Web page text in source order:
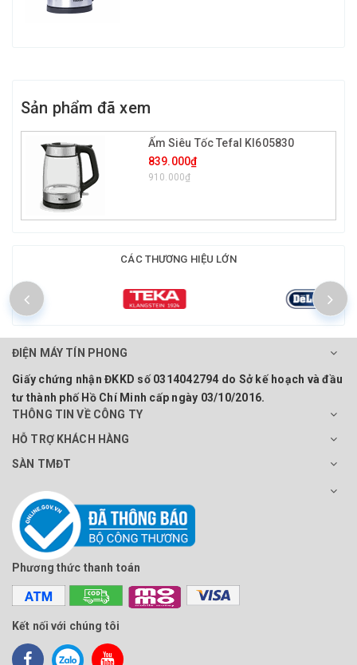
Sản phẩm đã xem
Ấm Siêu Tốc Tefal KI605830
839.000₫
910.000₫
CÁC THƯƠNG HIỆU LỚN
ĐIỆN MÁY TÍN PHONG
Giấy chứng nhận ĐKKD số 0314042794 do Sở kế hoạch và đầu
tư thành phố Hồ Chí Minh cấp ngày 03/10/2016.
THÔNG TIN VỀ CÔNG TY
HỖ TRỢ KHÁCH HÀNG
SÀN TMĐT
Phương thức thanh toán
Kết nối với chúng tôi